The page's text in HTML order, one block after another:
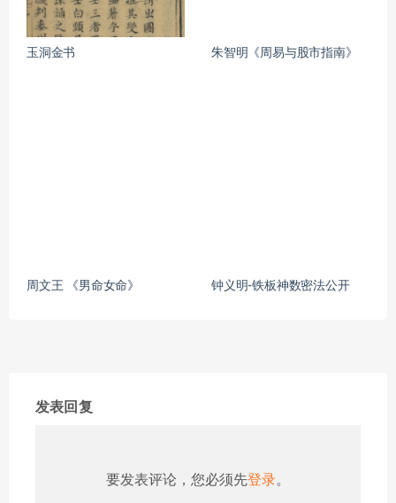
玉洞金书 朱智明《周易与股市指南》
周文王 《男命女命》 钟义明-铁板神数密法公开
发表回复
要发表评论，您必须先登录。